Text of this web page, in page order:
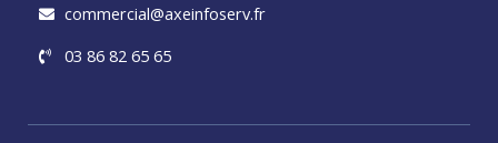
commercial@axeinfoserv.fr
03 86 82 65 65